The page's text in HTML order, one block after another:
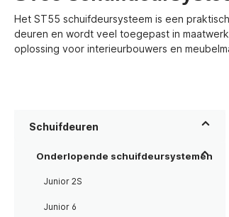
Het ST55 schuifdeursysteem is een
deuren en wordt veel toegepast in
oplossing voor interieurbouwers en
Schuifdeuren
Onderlopende schuifdeursystemen
Junior 2S
Junior 6